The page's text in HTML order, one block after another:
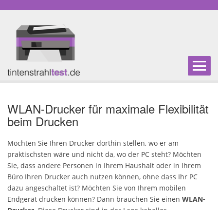
Multifunktionsdrucker
Einsteiger-Drucker
Fotodrucker
WLAN-Drucker für maximale Flexibilität
beim Drucken
Möchten Sie Ihren Drucker dorthin stellen, wo er am
praktischsten wäre und nicht da, wo der PC steht? Möchten
Sie, dass andere Personen in Ihrem Haushalt oder in Ihrem
Büro Ihren Drucker auch nutzen können, ohne dass Ihr PC
dazu angeschaltet ist? Möchten Sie von Ihrem mobilen
Endgerät drucken können? Dann brauchen Sie einen WLAN-